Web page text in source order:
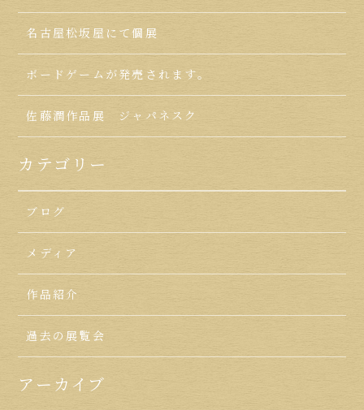
名古屋松坂屋にて個展
ボードゲームが発売されます。
佐藤潤作品展 ジャパネスク
カテゴリー
ブログ
メディア
作品紹介
過去の展覧会
アーカイブ